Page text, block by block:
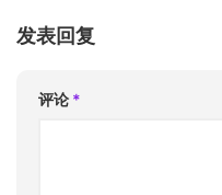
发表回复
评论 *